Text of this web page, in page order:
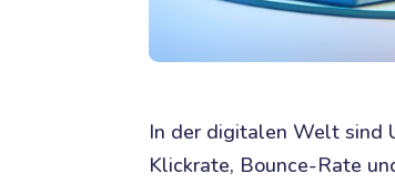
In der digitalen Welt sind
Klickrate, Bounce-Rate